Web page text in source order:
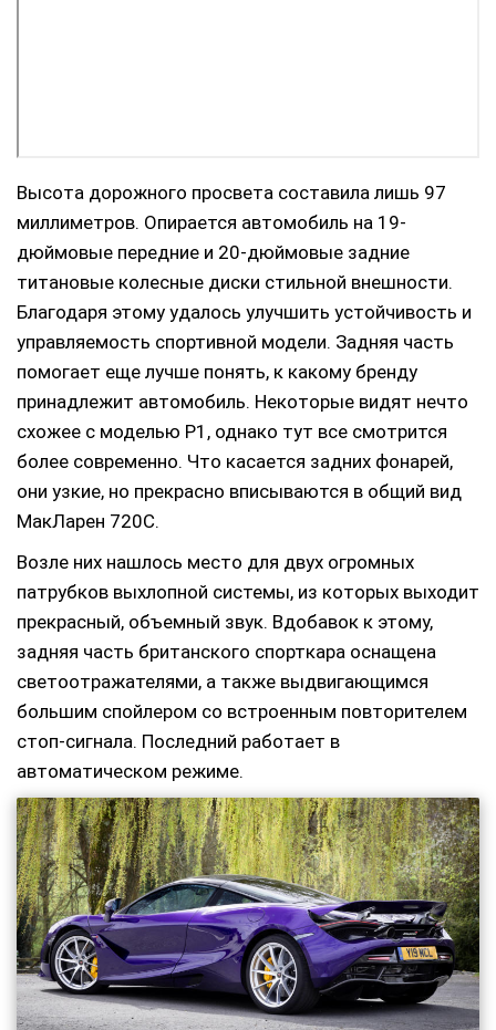
Высота дорожного просвета составила лишь 97
миллиметров. Опирается автомобиль на 19-
дюймовые передние и 20-дюймовые задние
титановые колесные диски стильной внешности.
Благодаря этому удалось улучшить устойчивость и
управляемость спортивной модели. Задняя часть
помогает еще лучше понять, к какому бренду
принадлежит автомобиль. Некоторые видят нечто
схожее с моделью P1, однако тут все смотрится
более современно. Что касается задних фонарей,
они узкие, но прекрасно вписываются в общий вид
МакЛарен 720С.
Возле них нашлось место для двух огромных
патрубков выхлопной системы, из которых выходит
прекрасный, объемный звук. Вдобавок к этому,
задняя часть британского спорткара оснащена
светоотражателями, а также выдвигающимся
большим спойлером со встроенным повторителем
стоп-сигнала. Последний работает в
автоматическом режиме.